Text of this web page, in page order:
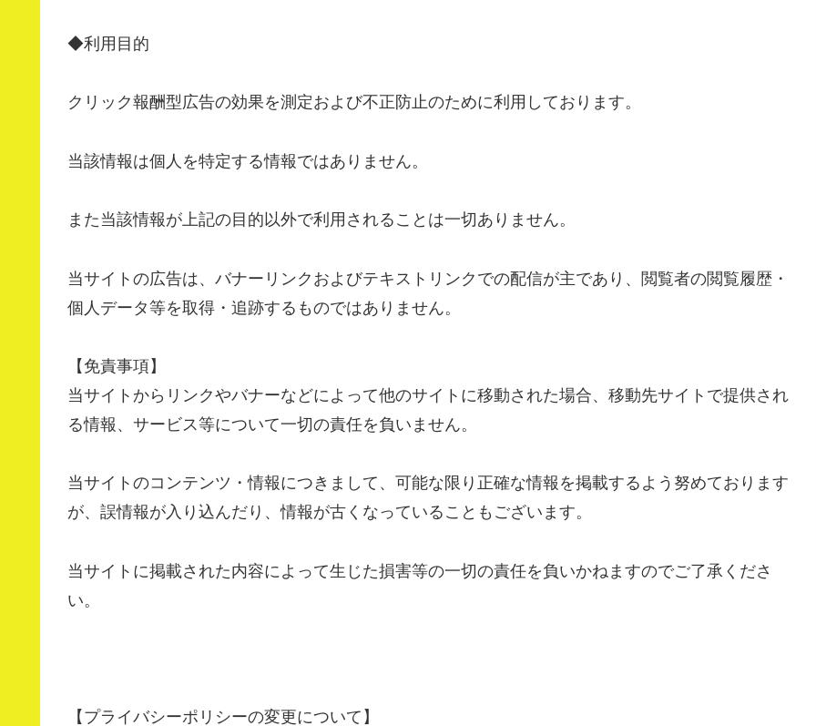
◆利用目的
クリック報酬型広告の効果を測定および不正防止のために利用しております。
当該情報は個人を特定する情報ではありません。
また当該情報が上記の目的以外で利用されることは一切ありません。
当サイトの広告は、バナーリンクおよびテキストリンクでの配信が主であり、閲覧者の閲覧履歴・
個人データ等を取得・追跡するものではありません。
【免責事項】
当サイトからリンクやバナーなどによって他のサイトに移動された場合、移動先サイトで提供され
る情報、サービス等について一切の責任を負いません。
当サイトのコンテンツ・情報につきまして、可能な限り正確な情報を掲載するよう努めております
が、誤情報が入り込んだり、情報が古くなっていることもございます。
当サイトに掲載された内容によって生じた損害等の一切の責任を負いかねますのでご了承くださ
い。
【プライバシーポリシーの変更について】